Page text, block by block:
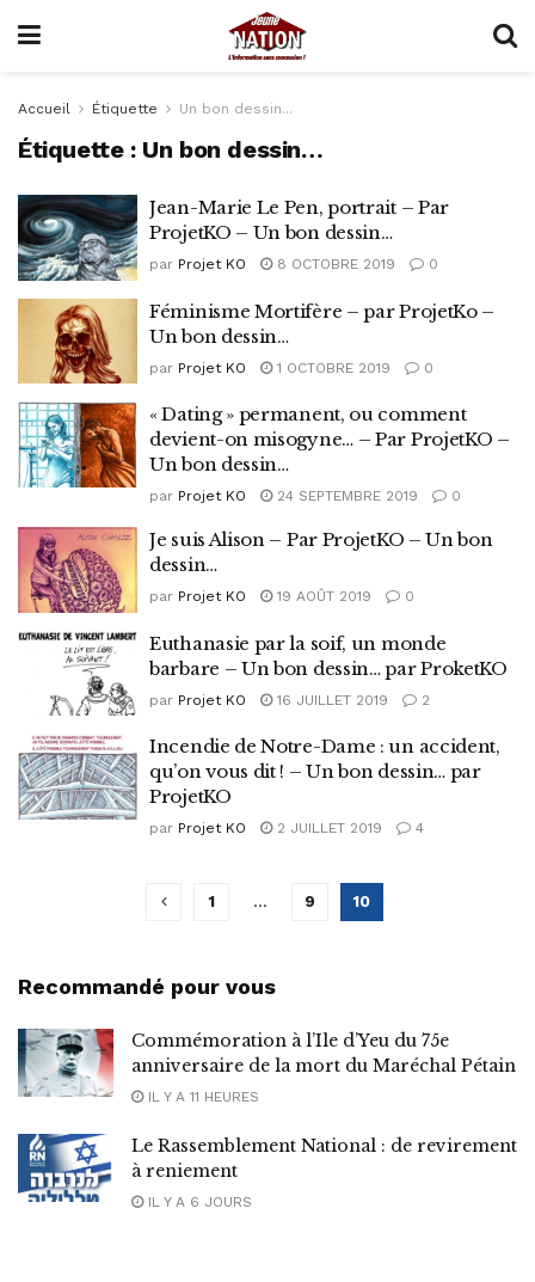
Accueil Étiquette Un bon dessin...
Étiquette : Un bon dessin…
Jean-Marie Le Pen, portrait – Par
ProjetKO – Un bon dessin…
par Projet KO 8 OCTOBRE 2019 0
Féminisme Mortifère – par ProjetKo –
Un bon dessin…
par Projet KO 1 OCTOBRE 2019 0
« Dating » permanent, ou comment
devient-on misogyne… – Par ProjetKO –
Un bon dessin…
par Projet KO 24 SEPTEMBRE 2019 0
Je suis Alison – Par ProjetKO – Un bon
dessin…
par Projet KO 19 AOÛT 2019 0
Euthanasie par la soif, un monde
barbare – Un bon dessin… par ProketKO
par Projet KO 16 JUILLET 2019 2
Incendie de Notre-Dame : un accident,
qu’on vous dit ! – Un bon dessin… par
ProjetKO
par Projet KO 2 JUILLET 2019 4
1 … 9 10
Recommandé pour vous
Commémoration à l’Ile d’Yeu du 75e
anniversaire de la mort du Maréchal Pétain
IL Y A 11 HEURES
Le Rassemblement National : de revirement
à reniement
IL Y A 6 JOURS